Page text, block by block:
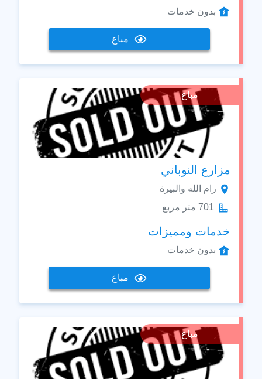
بدون خدمات
مباع
مباع
مزارع النوباني
رام الله والبيرة
701 متر مربع
خدمات ومميزات
بدون خدمات
مباع
مباع